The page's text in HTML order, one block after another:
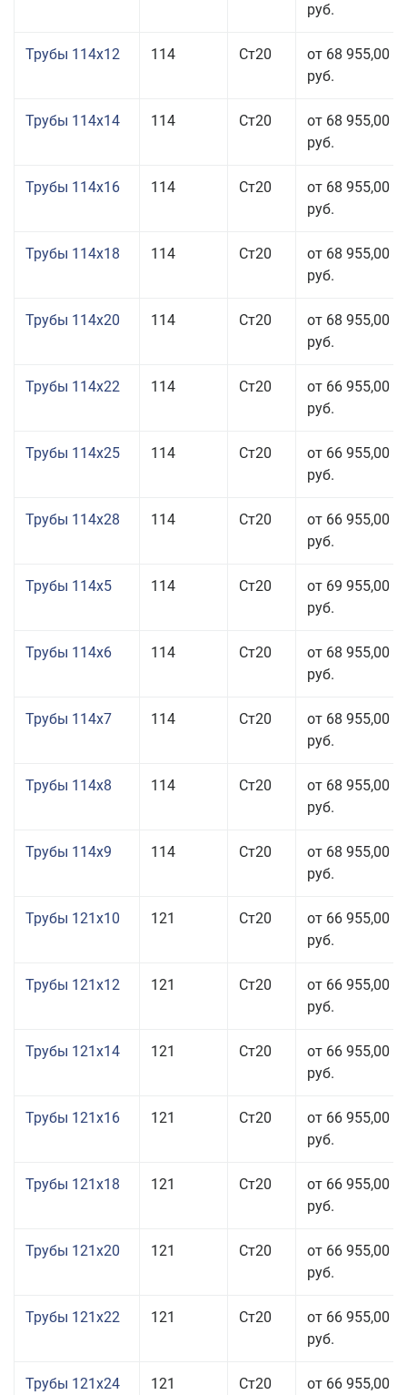
руб.
Трубы 114x12 114 Ст20
от 68 955,00
руб.
Трубы 114x14 114 Ст20
от 68 955,00
руб.
Трубы 114x16 114 Ст20
от 68 955,00
руб.
Трубы 114x18 114 Ст20
от 68 955,00
руб.
Трубы 114x20 114 Ст20
от 68 955,00
руб.
Трубы 114x22 114 Ст20
от 66 955,00
руб.
Трубы 114x25 114 Ст20
от 66 955,00
руб.
Трубы 114x28 114 Ст20
от 66 955,00
руб.
Трубы 114x5 114 Ст20
от 69 955,00
руб.
Трубы 114x6 114 Ст20
от 68 955,00
руб.
Трубы 114x7 114 Ст20
от 68 955,00
руб.
Трубы 114x8 114 Ст20
от 68 955,00
руб.
Трубы 114x9 114 Ст20
от 68 955,00
руб.
Трубы 121x10 121 Ст20
от 66 955,00
руб.
Трубы 121x12 121 Ст20
от 66 955,00
руб.
Трубы 121x14 121 Ст20
от 66 955,00
руб.
Трубы 121x16 121 Ст20
от 66 955,00
руб.
Трубы 121x18 121 Ст20
от 66 955,00
руб.
Трубы 121x20 121 Ст20
от 66 955,00
руб.
Трубы 121x22 121 Ст20
от 66 955,00
руб.
Трубы 121x24 121 Ст20 от 66 955,00